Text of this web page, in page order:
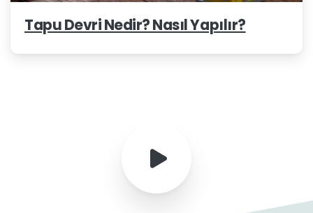
Tapu Devri Nedir? Nasıl Yapılır?